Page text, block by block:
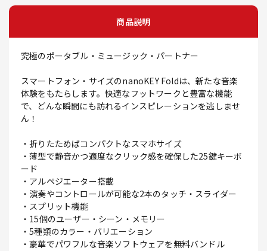
商品説明
究極のポータブル・ミュージック・パートナー
スマートフォン・サイズのnanoKEY Foldは、新たな音楽
体験をもたらします。快適なフットワークと豊富な機能
で、どんな瞬間にも訪れるインスピレーションを逃しませ
ん！
・折りたためばコンパクトなスマホサイズ
・薄型で静音かつ適度なクリック感を確保した25鍵キーボ
ード
・アルペジエーター搭載
・演奏やコントロールが可能な2本のタッチ・スライダー
・スプリット機能
・15個のユーザー・シーン・メモリー
・5種類のカラー・バリエーション
・豪華でパワフルな音楽ソフトウェアを無料バンドル